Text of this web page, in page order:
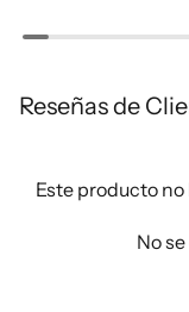
Reseñas de
Este producto
No